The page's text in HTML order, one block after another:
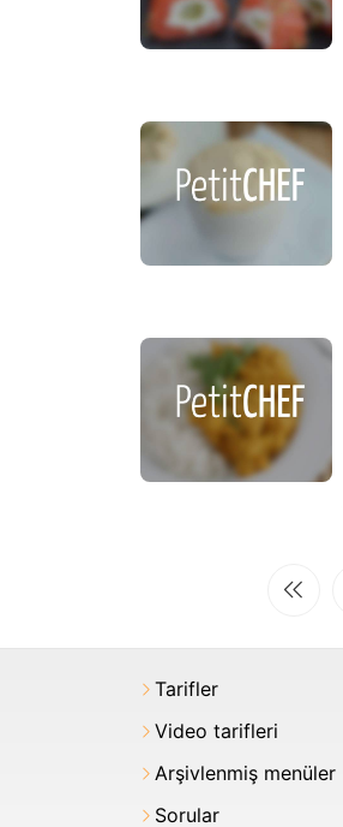
Tarifler
Video tarifleri
Arşivlenmiş menüler
Sorular